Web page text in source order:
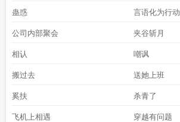
蛊惑 言语化为行动
公司内部聚会 夹谷斩月
相认 嘲讽
搬过去 送她上班
奚扶 杀青了
飞机上相遇 穿越有问题